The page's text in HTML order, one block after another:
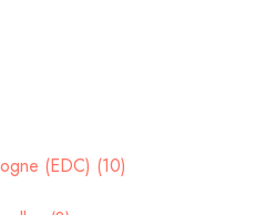
(EDC) (10)